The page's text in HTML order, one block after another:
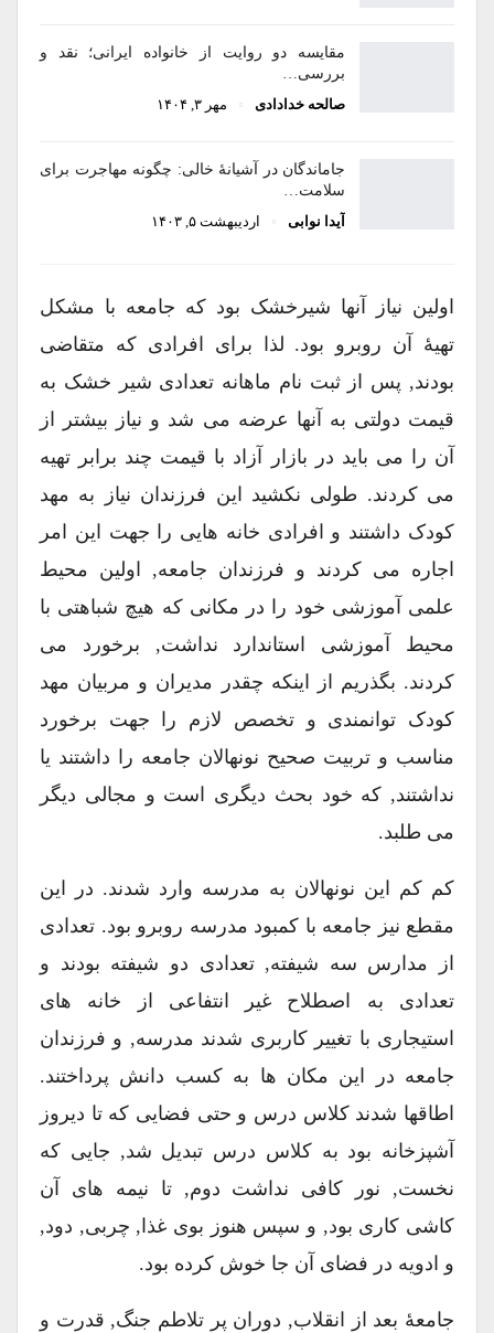
مقایسه دو روایت از خانواده ایرانی؛ نقد و
بررسی…
صالحه خدادادی
مهر ۳, ۱۴۰۴
جاماندگان در آشیانۀ خالی: چگونه مهاجرت برای
سلامت…
آیدا نوابی
اردیبهشت ۵, ۱۴۰۳
اولین نیاز آنها شیرخشک بود که جامعه با مشکل
تهیۀ آن روبرو بود. لذا برای افرادی که متقاضی
بودند, پس از ثبت نام ماهانه تعدادی شیر خشک به
قیمت دولتی به آنها عرضه می شد و نیاز بیشتر از
آن را می باید در بازار آزاد با قیمت چند برابر تهیه
می کردند. طولی نکشید این فرزندان نیاز به مهد
کودک داشتند و افرادی خانه هایی را جهت این امر
اجاره می کردند و فرزندان جامعه, اولین محیط
علمی آموزشی خود را در مکانی که هیچ شباهتی با
محیط آموزشی استاندارد نداشت, برخورد می
کردند. بگذریم از اینکه چقدر مدیران و مربیان مهد
کودک توانمندی و تخصص لازم را جهت برخورد
مناسب و تربیت صحیح نونهالان جامعه را داشتند یا
نداشتند, که خود بحث دیگری است و مجالی دیگر
می طلبد.
کم کم این نونهالان به مدرسه وارد شدند. در این
مقطع نیز جامعه با کمبود مدرسه روبرو بود. تعدادی
از مدارس سه شیفته, تعدادی دو شیفته بودند و
تعدادی به اصطلاح غیر انتفاعی از خانه های
استیجاری با تغییر کاربری شدند مدرسه, و فرزندان
جامعه در این مکان ها به کسب دانش پرداختند.
اطاقها شدند کلاس درس و حتی فضایی که تا دیروز
آشپزخانه بود به کلاس درس تبدیل شد, جایی که
نخست, نور کافی نداشت دوم, تا نیمه های آن
کاشی کاری بود, و سپس هنوز بوی غذا, چربی, دود,
و ادویه در فضای آن جا خوش کرده بود.
جامعۀ بعد از انقلاب, دوران پر تلاطم جنگ, قدرت و